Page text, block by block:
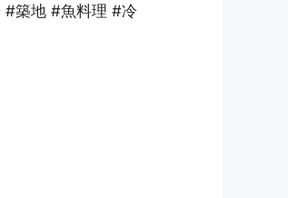
#築地 #魚料理 #冷